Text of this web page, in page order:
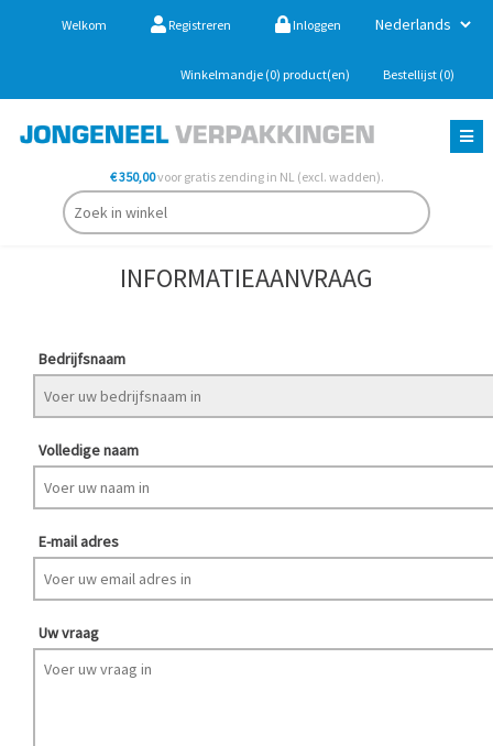
Welkom Registreren Inloggen
Winkelmandje (0) product(en) Bestellijst (0)
€ 350,00voor gratis zending in NL (excl. wadden).
INFORMATIEAANVRAAG
Bedrijfsnaam
Volledige naam
E-mail adres
Uw vraag